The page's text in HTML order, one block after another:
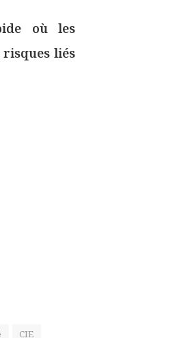
où les
liés
CIE